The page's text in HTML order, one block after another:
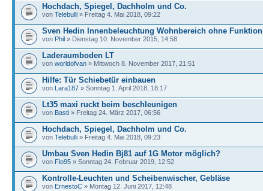
Hochdach, Spiegel, Dachholm und Co.
von Telebulli » Freitag 4. Mai 2018, 09:22
Sven Hedin Innenbeleuchtung Wohnbereich ohne Funktion
von Phil » Dienstag 10. November 2015, 14:58
Laderaumboden LT
von worldofvan » Mittwoch 8. November 2017, 21:51
Hilfe: Tür Schiebetür einbauen
von Lara187 » Sonntag 1. April 2018, 18:17
Lt35 maxi ruckt beim beschleunigen
von Basti » Freitag 24. März 2017, 06:56
Hochdach, Spiegel, Dachholm und Co.
von Telebulli » Freitag 4. Mai 2018, 09:23
Umbau Sven Hedin Bj81 auf 1G Motor möglich?
von Flo95 » Sonntag 24. Februar 2019, 12:52
Kontrolle-Leuchten und Scheibenwischer, Gebläse
von ErnestoC » Montag 12. Juni 2017, 12:48